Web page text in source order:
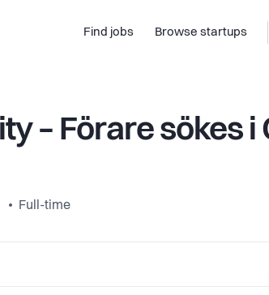
Find jobs Browse startups
– Förare sökes i
Full-time